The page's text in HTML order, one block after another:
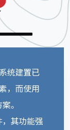
统建置已
，而使用
。
其功能强